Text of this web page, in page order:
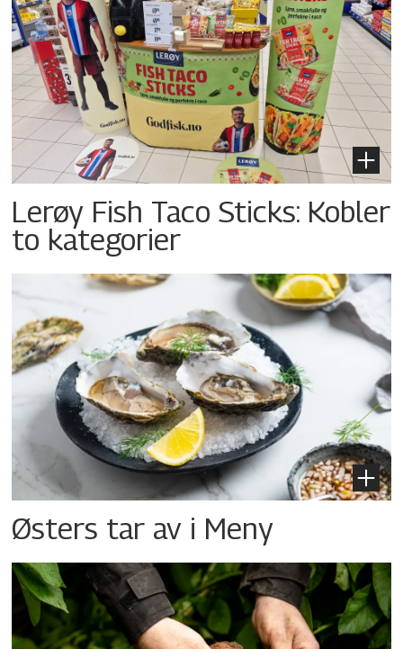
Lerøy Fish Taco Sticks: Kobler
to kategorier
Østers tar av i Meny